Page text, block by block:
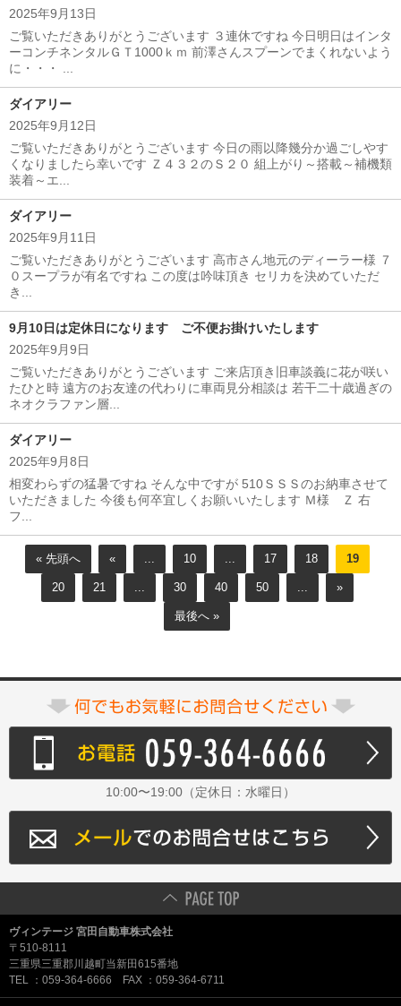
2025年9月13日
ご覧いただきありがとうございます ３連休ですね 今日明日はインタ
ーコンチネンタルＧＴ1000ｋｍ 前澤さんスプーンでまくれないよう
に・・・ ...
ダイアリー
2025年9月12日
ご覧いただきありがとうございます 今日の雨以降幾分か過ごしやす
くなりましたら幸いです Ｚ４３２のＳ２０ 組上がり～搭載～補機類
装着～エ...
ダイアリー
2025年9月11日
ご覧いただきありがとうございます 高市さん地元のディーラー様 ７
０スープラが有名ですね この度は吟味頂き セリカを決めていただ
き...
9月10日は定休日になります ご不便お掛けいたします
2025年9月9日
ご覧いただきありがとうございます ご来店頂き旧車談義に花が咲い
たひと時 遠方のお友達の代わりに車両見分相談は 若干二十歳過ぎの
ネオクラファン層...
ダイアリー
2025年9月8日
相変わらずの猛暑ですね そんな中ですが 510ＳＳＳのお納車させて
いただきました 今後も何卒宜しくお願いいたします Ｍ様 Ｚ 右
フ...
« 先頭へ « ... 10 ... 17 18 19
20 21 ... 30 40 50 ... »
最後へ »
10:00〜19:00（定休日：水曜日）
ヴィンテージ 宮田自動車株式会社
〒510-8111
三重県三重郡川越町当新田615番地
TEL ：059-364-6666 FAX ：059-364-6711